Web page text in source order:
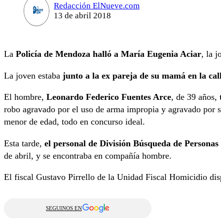
Redacción ElNueve.com
13 de abril 2018
La Policía de Mendoza halló a María Eugenia Aciar, la
La joven estaba junto a la ex pareja de su mamá en la
El hombre, Leonardo Federico Fuentes Arce, de 39 años,
robo agravado por el uso de arma impropia y agravado
menor de edad, todo en concurso ideal.
Esta tarde, el personal de División Búsqueda de
de abril, y se encontraba en compañía hombre.
El fiscal Gustavo Pirrello de la Unidad Fiscal Homicidio
SEGUINOS EN